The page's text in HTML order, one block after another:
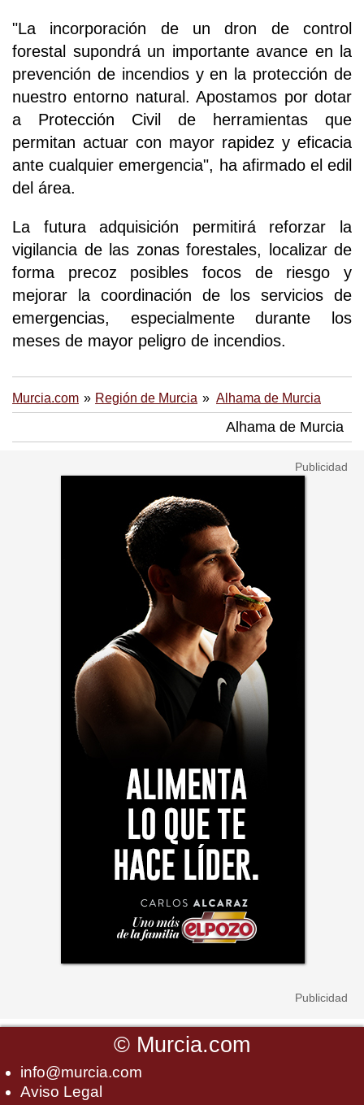
"La incorporación de un dron de control
forestal supondrá un importante avance en la
prevención de incendios y en la protección de
nuestro entorno natural. Apostamos por dotar
a Protección Civil de herramientas que
permitan actuar con mayor rapidez y eficacia
ante cualquier emergencia", ha afirmado el edil
del área.
La futura adquisición permitirá reforzar la
vigilancia de las zonas forestales, localizar de
forma precoz posibles focos de riesgo y
mejorar la coordinación de los servicios de
emergencias, especialmente durante los
meses de mayor peligro de incendios.
Murcia.com Región de Murcia Alhama de Murcia
Alhama de Murcia
© Murcia.com
info@murcia.com
Aviso Legal